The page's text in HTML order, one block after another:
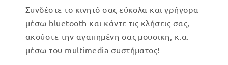
Συνδέστε το κινητό σας εύκολα και γρήγορα
μέσω bluetooth και κάντε τις κλήσεις σας,
ακούστε την αγαπημένη σας μουσικη, κ.α.
μέσω του multimedia συστήματος!